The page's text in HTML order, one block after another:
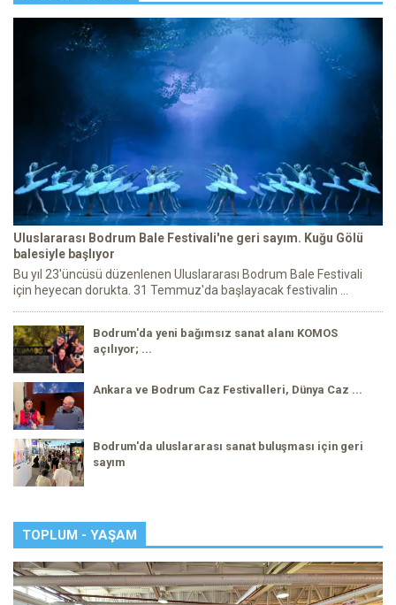
Uluslararası Bodrum Bale Festivali'ne geri sayım. Kuğu Gölü
balesiyle başlıyor
Bu yıl 23'üncüsü düzenlenen Uluslararası Bodrum Bale Festivali
için heyecan dorukta. 31 Temmuz'da başlayacak festivalin ...
Bodrum'da yeni bağımsız sanat alanı KOMOS
açılıyor; ...
Ankara ve Bodrum Caz Festivalleri, Dünya Caz ...
Bodrum'da uluslararası sanat buluşması için geri
sayım
TOPLUM - YAŞAM